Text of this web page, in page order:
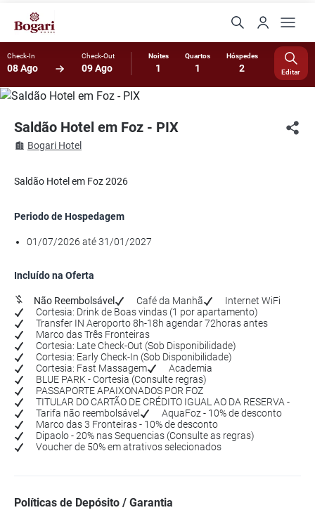
Check-In
08 Ago
Check-Out
09 Ago
Noites
1
Quartos
1
Hóspedes
2 Editar
Saldão Hotel em Foz - PIX
Bogari Hotel
Saldão Hotel em Foz 2026
Periodo de Hospedagem
01/07/2026 até 31/01/2027
Incluído na Oferta
Não Reembolsável Café da Manhã
Internet WiFi
Cortesia: Drink de Boas vindas (1 por apartamento)
Transfer IN Aeroporto 8h-18h agendar 72horas antes
Marco das Três Fronteiras
Cortesia: Late Check-Out (Sob Disponibilidade)
Cortesia: Early Check-In (Sob Disponibilidade)
Cortesia: Fast Massagem
Academia
BLUE PARK - Cortesia (Consulte regras)
PASSAPORTE APAIXONADOS POR FOZ
TITULAR DO CARTÃO DE CRÉDITO IGUAL AO DA RESERVA -
Tarifa não reembolsável
AquaFoz - 10% de desconto
Marco das 3 Fronteiras - 10% de desconto
Dipaolo - 20% nas Sequencias (Consulte as regras)
Voucher de 50% em atrativos selecionados
Políticas de Depósito / Garantia